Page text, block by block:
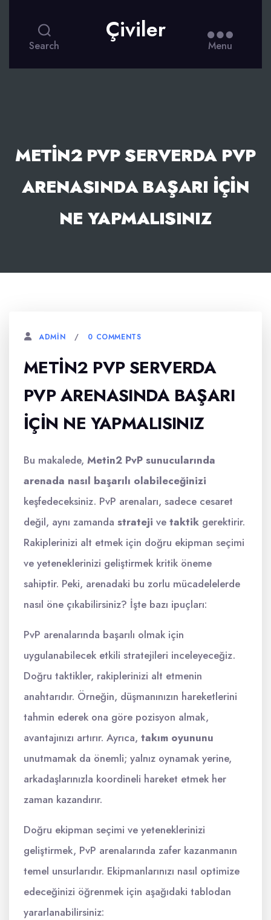
Search
Çiviler
Menu
METIN2 PVP SERVERDA PVP
ARENASINDA BAŞARI İÇIN
NE YAPMALISINIZ
ADMIN 0 COMMENTS
METIN2 PVP SERVERDA
PVP ARENASINDA BAŞARI
İÇIN NE YAPMALISINIZ
Bu makalede, Metin2 PvP sunucularında
arenada nasıl başarılı olabileceğinizi
keşfedeceksiniz. PvP arenaları, sadece cesaret
değil, aynı zamanda strateji ve taktik gerektirir.
Rakiplerinizi alt etmek için doğru ekipman seçimi
ve yeteneklerinizi geliştirmek kritik öneme
sahiptir. Peki, arenadaki bu zorlu mücadelelerde
nasıl öne çıkabilirsiniz? İşte bazı ipuçları:
PvP arenalarında başarılı olmak için
uygulanabilecek etkili stratejileri inceleyeceğiz.
Doğru taktikler, rakiplerinizi alt etmenin
anahtarıdır. Örneğin, düşmanınızın hareketlerini
tahmin ederek ona göre pozisyon almak,
avantajınızı artırır. Ayrıca, takım oyununu
unutmamak da önemli; yalnız oynamak yerine,
arkadaşlarınızla koordineli hareket etmek her
zaman kazandırır.
Doğru ekipman seçimi ve yeteneklerinizi
geliştirmek, PvP arenalarında zafer kazanmanın
temel unsurlarıdır. Ekipmanlarınızı nasıl optimize
edeceğinizi öğrenmek için aşağıdaki tablodan
yararlanabilirsiniz: